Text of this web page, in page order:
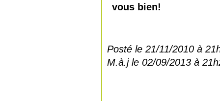
vous bien!
Posté le 21/11/2010 à
M.à.j le 02/09/2013 à